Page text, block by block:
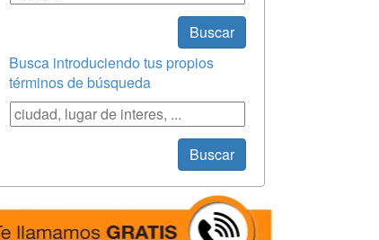
Buscar
Busca introduciendo tus propios
términos de búsqueda
Búsqueda
Buscar